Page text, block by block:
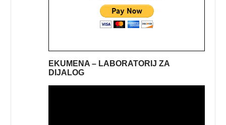
EKUMENA – LABORATORIJ ZA
DIJALOG